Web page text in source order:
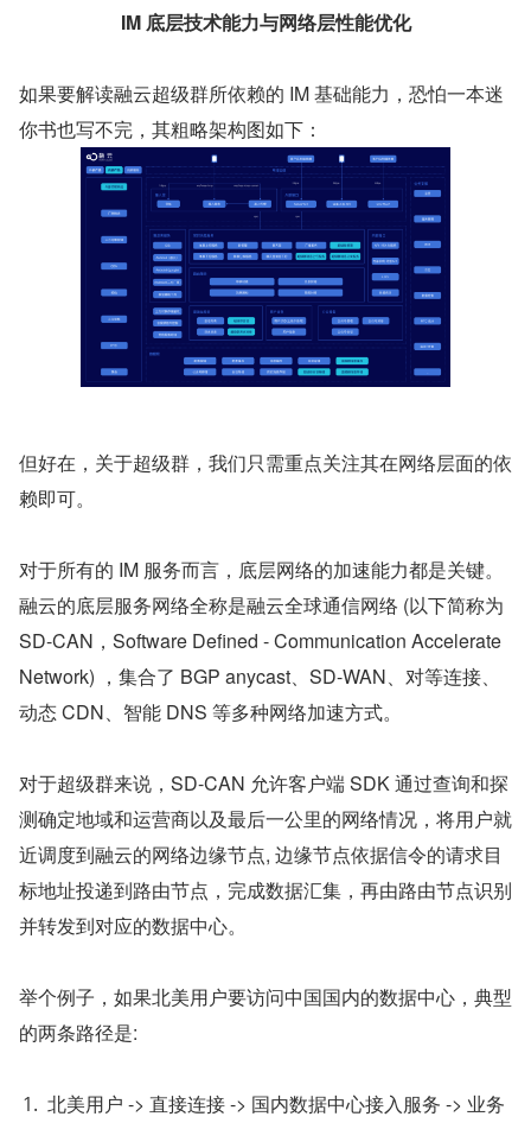
IM 底层技术能力与网络层性能优化
如果要解读融云超级群所依赖的 IM 基础能力，恐怕一本迷
你书也写不完，其粗略架构图如下：
但好在，关于超级群，我们只需重点关注其在网络层面的依
赖即可。
对于所有的 IM 服务而言，底层网络的加速能力都是关键。
融云的底层服务网络全称是融云全球通信网络 (以下简称为
SD-CAN，Software Defined - Communication Accelerate
Network) ，集合了 BGP anycast、SD-WAN、对等连接、
动态 CDN、智能 DNS 等多种网络加速方式。
对于超级群来说，SD-CAN 允许客户端 SDK 通过查询和探
测确定地域和运营商以及最后一公里的网络情况，将用户就
近调度到融云的网络边缘节点, 边缘节点依据信令的请求目
标地址投递到路由节点，完成数据汇集，再由路由节点识别
并转发到对应的数据中心。
举个例子，如果北美用户要访问中国国内的数据中心，典型
的两条路径是:
北美用户 -> 直接连接 -> 国内数据中心接入服务 -> 业务